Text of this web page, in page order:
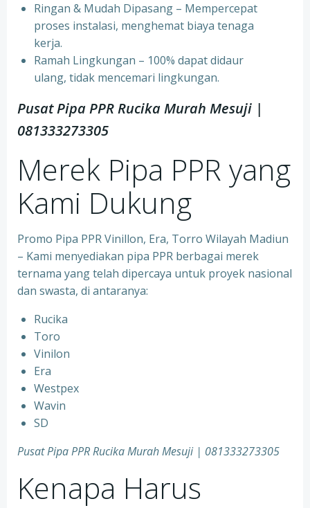
⁠Ringan & Mudah Dipasang – Mempercepat
proses instalasi, menghemat biaya tenaga
kerja.
⁠Ramah Lingkungan – 100% dapat didaur
ulang, tidak mencemari lingkungan.
Pusat Pipa PPR Rucika Murah Mesuji |
081333273305
Merek Pipa PPR yang
Kami Dukung
Promo Pipa PPR Vinillon, Era, Torro Wilayah Madiun
– Kami menyediakan pipa PPR berbagai merek
ternama yang telah dipercaya untuk proyek nasional
dan swasta, di antaranya:
Rucika
⁠Toro
⁠Vinilon
⁠Era
⁠Westpex
⁠Wavin
⁠SD
Pusat Pipa PPR Rucika Murah Mesuji | 081333273305
Kenapa Harus